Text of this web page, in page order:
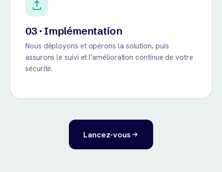
03 · Implémentation
Nous déployons et opérons la solution, puis
assurons le suivi et l'amélioration continue de votre
sécurité.
Lancez-vous